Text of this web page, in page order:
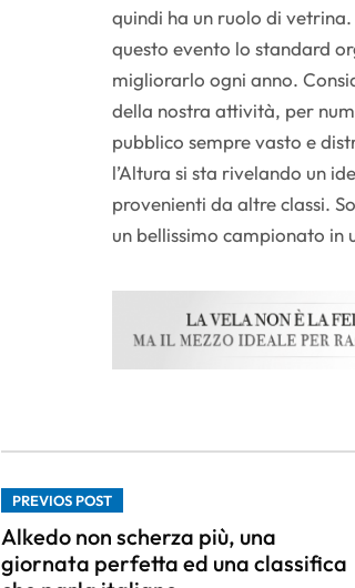
quindi ha un ruolo di
questo evento lo standard
migliorarlo ogni anno.
della nostra attività, per
pubblico sempre vasto e
l’Altura si sta rivelando un
provenienti da altre classi.
un bellissimo campionato in
PREVIOS POST
Alkedo non scherza più, una
giornata perfetta ed una classifica